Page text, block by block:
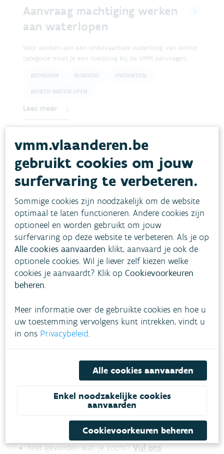
Aanvraag machtiging werken
aan waterlopen
Voor werken aan een onbevaarbare waterloop van eerste
categorie moet je een toelating bij de VMM aanvragen.
BEDRIJVEN BURGERS OVERHEDEN
BEHEER WATERLOPEN
Lees meer
E-loket wateronttrekking
Om water te onttrekken uit onbevaarbare waterlopen en
publieke grachten is een onttrekkingsticket nodig. Dat
vraag je aan via het e-loket.
BEDRIJVEN BEHEER WATERLOPEN
Lees meer
Heb je vragen?
Bekijk het overzicht van meestgestelde vragen
Niet gevonden wat je zocht? Vul ons
vmm.vlaanderen.be
gebruikt cookies om jouw
surfervaring te verbeteren.
Sommige cookies zijn noodzakelijk om de website
optimaal te laten functioneren. Andere cookies zijn
optioneel en worden gebruikt om jouw
surfervaring op deze website te verbeteren. Als je op
Alle cookies aanvaarden klikt, aanvaard je ook de
optionele cookies. Wil je liever zelf kiezen welke
cookies je aanvaardt? Klik opCookievoorkeuren
beheren.
Meer informatie over de gebruikte cookies en hoe u
uw toestemming vervolgens kunt intrekken, vindt u
in ons Privacybeleid.
Alle cookies aanvaarden
Enkel noodzakelijke cookies
aanvaarden
Cookievoorkeuren beheren